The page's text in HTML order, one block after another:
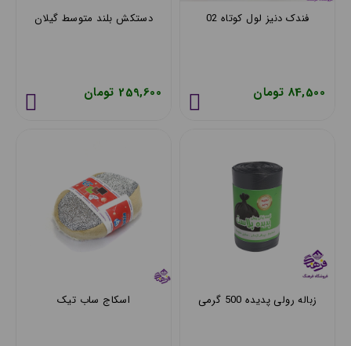
فندک دنیز لول کوتاه 02
84,500 تومان
دستکش بلند متوسط گیلان
259,600 تومان
زباله رولی پدیده 500 گرمی اسکاج ساب تیک